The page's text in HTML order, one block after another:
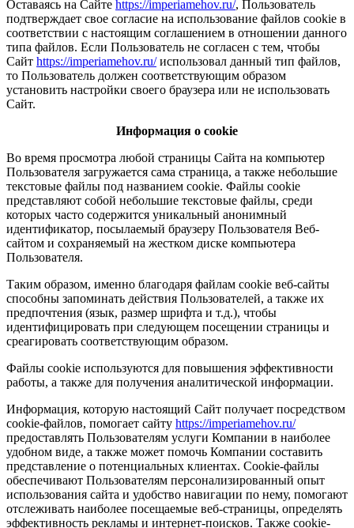
Оставаясь на Сайте https://imperiamehov.ru/, Пользователь
подтверждает свое согласие на использование файлов cookie в
соответствии с настоящим соглашением в отношении данного
типа файлов. Если Пользователь не согласен с тем, чтобы
Сайт https://imperiamehov.ru/использовал данный тип файлов,
то Пользователь должен соответствующим образом
установить настройки своего браузера или не использовать
Сайт.
Информация о cookie
Во время просмотра любой страницы Сайта на компьютер
Пользователя загружается сама страница, а также небольшие
текстовые файлы под названием cookie. Файлы cookie
представляют собой небольшие текстовые файлы, среди
которых часто содержится уникальный анонимный
идентификатор, посылаемый браузеру Пользователя Веб-
сайтом и сохраняемый на жестком диске компьютера
Пользователя.
Таким образом, именно благодаря файлам cookie веб-сайты
способны запоминать действия Пользователей, а также их
предпочтения (язык, размер шрифта и т.д.), чтобы
идентифицировать при следующем посещении страницы и
среагировать соответствующим образом.
Файлы cookie используются для повышения эффективности
работы, а также для получения аналитической информации.
Информация, которую настоящий Сайт получает посредством
cookie-файлов, помогает сайту https://imperiamehov.ru/
предоставлять Пользователям услуги Компании в наиболее
удобном виде, а также может помочь Компании составить
представление о потенциальных клиентах. Cookie-файлы
обеспечивают Пользователям персонализированный опыт
использования сайта и удобство навигации по нему, помогают
отслеживать наиболее посещаемые веб-страницы, определять
эффективность рекламы и интернет-поисков. Также cookie-